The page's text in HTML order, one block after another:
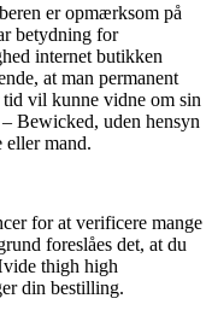
er opmærksom på
betydning for
internet butikken
at man permanent
vil kunne vidne om sin
Bewicked, uden hensyn
eller mand.
for at verificere mange
foreslåes det, at du
thigh high
din bestilling.